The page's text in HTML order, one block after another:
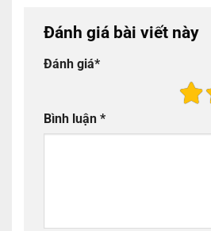
Đánh giá bài viết này
Đánh giá*
Bình luận *